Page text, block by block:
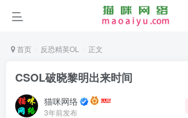
首页 反恐精英OL 正文
CSOL破晓黎明出来时间
猫咪网络
3年前发布